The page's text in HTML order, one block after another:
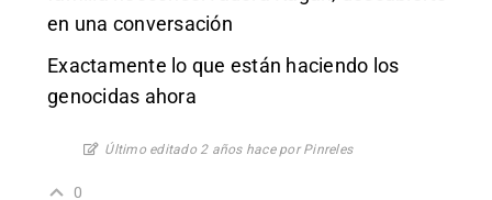
en una conversación
Exactamente lo que están haciendo los
genocidas ahora
Último editado 2 años hace por Pinreles
0